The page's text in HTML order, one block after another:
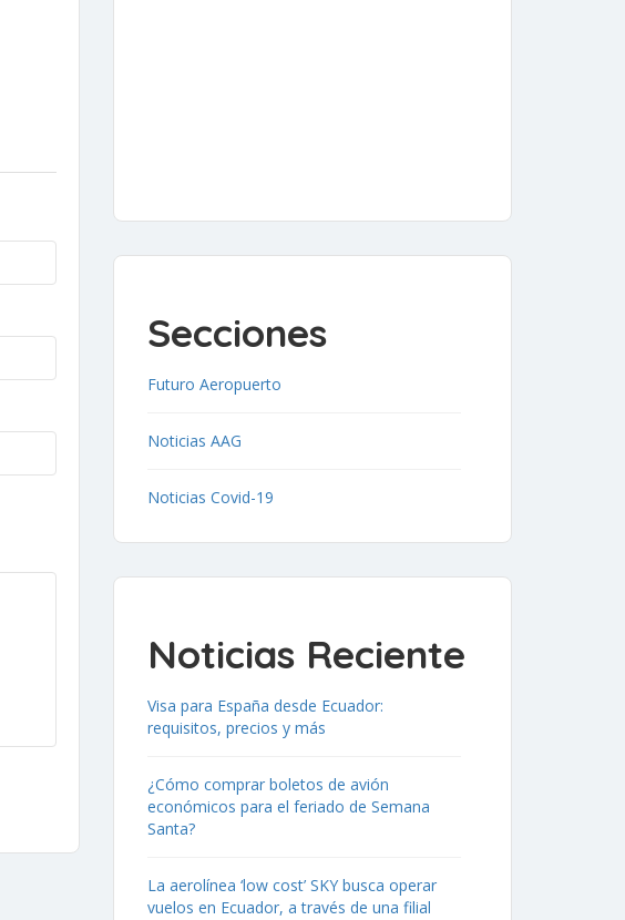
Secciones
Futuro Aeropuerto
Noticias AAG
Noticias Covid-19
Noticias Reciente
Visa para España desde Ecuador:
requisitos, precios y más
¿Cómo comprar boletos de avión
económicos para el feriado de Semana
Santa?
La aerolínea ‘low cost’ SKY busca operar
vuelos en Ecuador, a través de una filial